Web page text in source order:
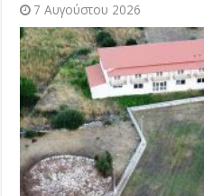
7 Αυγούστου 2026